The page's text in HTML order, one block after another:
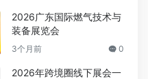
2026广东国际燃气技术与
装备展览会
3个月前 0
2026年跨境圈线下展会一